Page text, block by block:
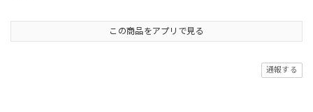
この商品をアプリで見る
通報する